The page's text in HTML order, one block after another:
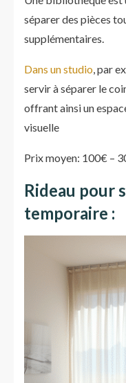
séparer des pièces
supplémentaires.
Dans un studio, par
servir à séparer le
offrant ainsi un
visuelle
Prix moyen: 100€ –
Rideau pour
temporaire :